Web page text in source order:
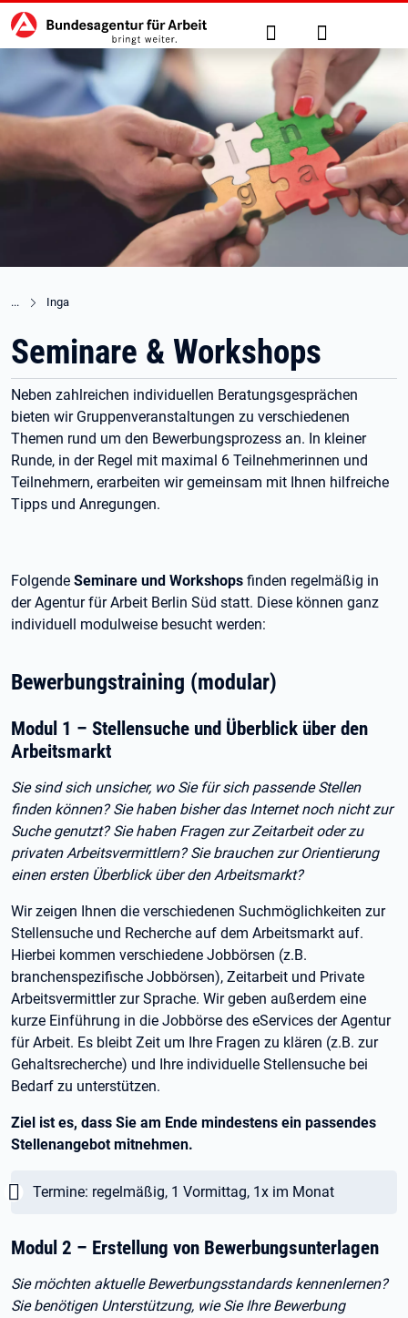
zu den Hauptinhalten springen
Hauptnavigation Suche Anmelden
Inga
Seminare & Workshops
Neben zahlreichen individuellen Beratungsgesprächen
bieten wir Gruppenveranstaltungen zu verschiedenen
Themen rund um den Bewerbungsprozess an. In kleiner
Runde, in der Regel mit maximal 6 Teilnehmerinnen und
Teilnehmern, erarbeiten wir gemeinsam mit Ihnen hilfreiche
Tipps und Anregungen.
Folgende Seminare und Workshops finden regelmäßig in
der Agentur für Arbeit Berlin Süd statt. Diese können ganz
individuell modulweise besucht werden:
Bewerbungstraining (modular)
Modul 1 – Stellensuche und Überblick über den
Arbeitsmarkt
Sie sind sich unsicher, wo Sie für sich passende Stellen
finden können? Sie haben bisher das Internet noch nicht zur
Suche genutzt? Sie haben Fragen zur Zeitarbeit oder zu
privaten Arbeitsvermittlern? Sie brauchen zur Orientierung
einen ersten Überblick über den Arbeitsmarkt?
Wir zeigen Ihnen die verschiedenen Suchmöglichkeiten zur
Stellensuche und Recherche auf dem Arbeitsmarkt auf.
Hierbei kommen verschiedene Jobbörsen (z.B.
branchenspezifische Jobbörsen), Zeitarbeit und Private
Arbeitsvermittler zur Sprache. Wir geben außerdem eine
kurze Einführung in die Jobbörse des eServices der Agentur
für Arbeit. Es bleibt Zeit um Ihre Fragen zu klären (z.B. zur
Gehaltsrecherche) und Ihre individuelle Stellensuche bei
Bedarf zu unterstützen.
Ziel ist es, dass Sie am Ende mindestens ein passendes
Stellenangebot mitnehmen.
Wichtig:
Termine: regelmäßig, 1 Vormittag, 1x im Monat
Modul 2 – Erstellung von Bewerbungsunterlagen
Sie möchten aktuelle Bewerbungsstandards kennenlernen?
Sie benötigen Unterstützung, wie Sie Ihre Bewerbung